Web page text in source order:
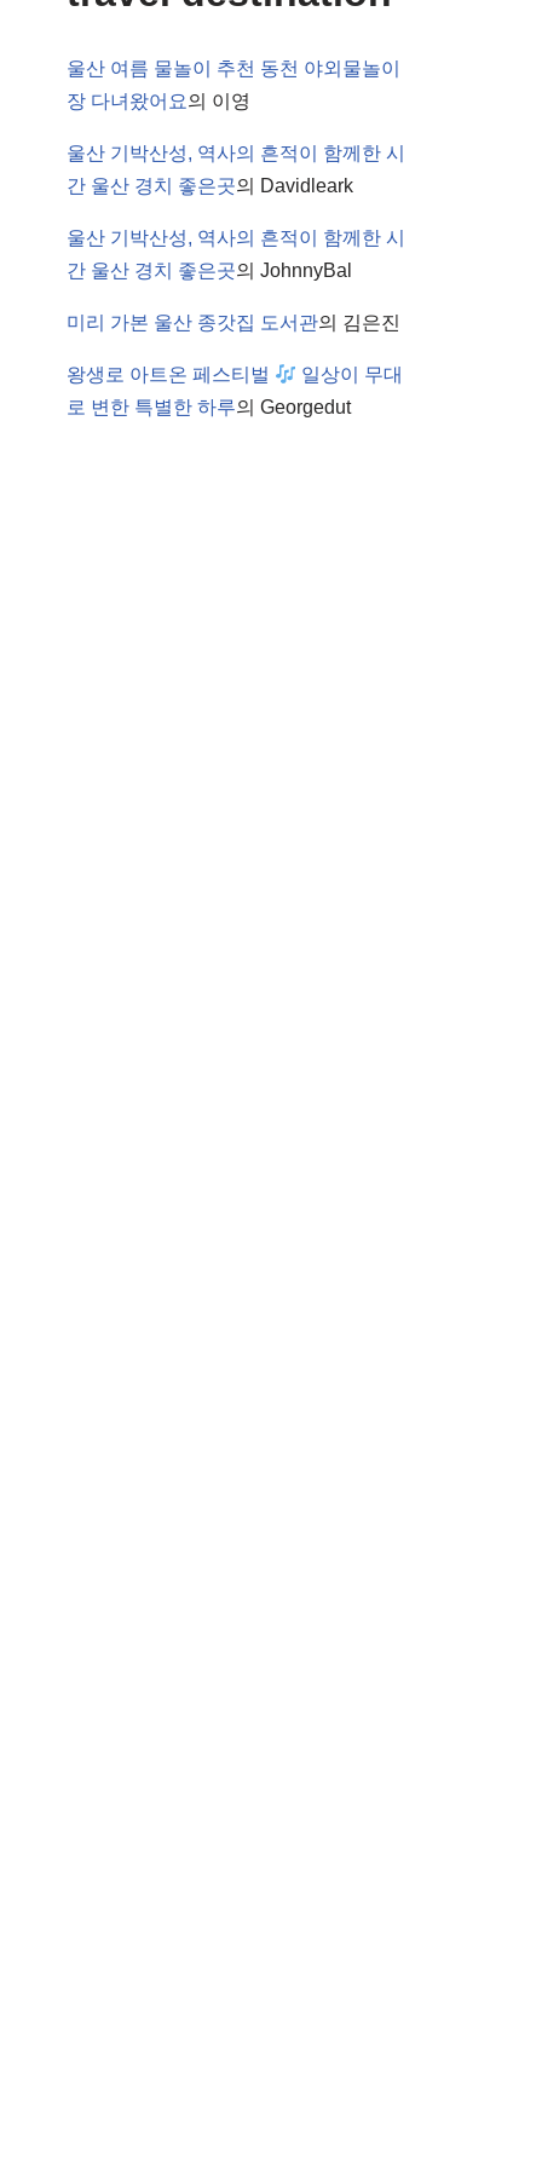
울산 여름 물놀이 추천 동천 야외물놀이
장 다녀왔어요의 이영
울산 기박산성, 역사의 흔적이 함께한 시
간 울산 경치 좋은곳의 Davidleark
울산 기박산성, 역사의 흔적이 함께한 시
간 울산 경치 좋은곳의 JohnnyBal
미리 가본 울산 종갓집 도서관의 김은진
왕생로 아트온 페스티벌
일상이 무대
로 변한 특별한 하루의 Georgedut